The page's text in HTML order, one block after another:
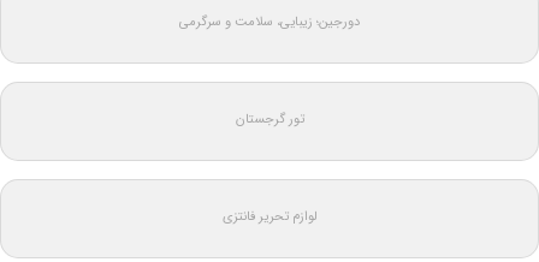
دورجین؛ زیبایی، سلامت و سرگرمی
تور گرجستان
لوازم تحریر فانتزی